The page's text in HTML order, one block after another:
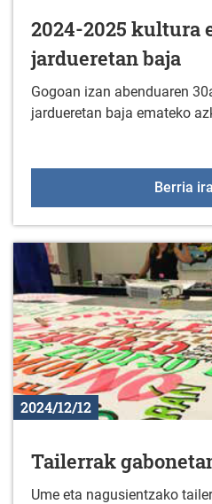
2024-2025 kultura
jardueretan baja
Gogoan izan abenduaren
jardueretan baja emateko
Berria
2024/12/12
Tailerrak
Ume eta nagusientzako